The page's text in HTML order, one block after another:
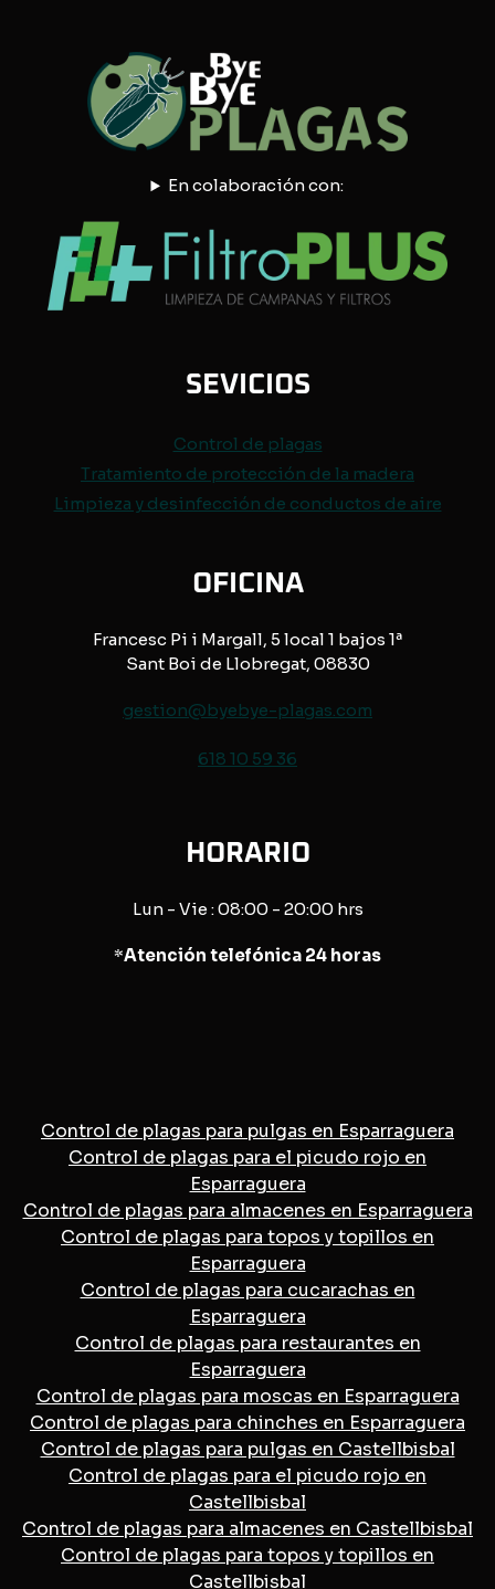
En colaboración con:
SEVICIOS
Control de plagas
Tratamiento de protección de la madera
Limpieza y desinfección de conductos de aire
OFICINA
Francesc Pi i Margall, 5 local 1 bajos 1ª
Sant Boi de Llobregat, 08830
gestion@byebye-plagas.com
618 10 59 36
HORARIO
Lun - Vie : 08:00 - 20:00 hrs
*Atención telefónica 24 horas
Control de plagas para pulgas en Esparraguera
Control de plagas para el picudo rojo en
Esparraguera
Control de plagas para almacenes en Esparraguera
Control de plagas para topos y topillos en
Esparraguera
Control de plagas para cucarachas en
Esparraguera
Control de plagas para restaurantes en
Esparraguera
Control de plagas para moscas en Esparraguera
Control de plagas para chinches en Esparraguera
Control de plagas para pulgas en Castellbisbal
Control de plagas para el picudo rojo en
Castellbisbal
Control de plagas para almacenes en Castellbisbal
Control de plagas para topos y topillos en
Castellbisbal